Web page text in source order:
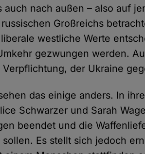
auch nach außen – also auf
Großreichs
westliche Werte
gezwungen werden.
der Ukraine
das einige anders. In
Schwarzer und Sarah
beendet und die
Es stellt sich jedoch